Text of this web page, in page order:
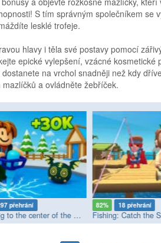
S tím správným společníkem se
lesklé trofeje.
hlavy i těla své postavy pomocí
epické vylepšení, vzácné
na vrchol snadněji než kdy
a ovládněte žebříček.
přehrání
Obby: Dig to the center of the Earth
82% 18 přehrání
Fishing: Catch the